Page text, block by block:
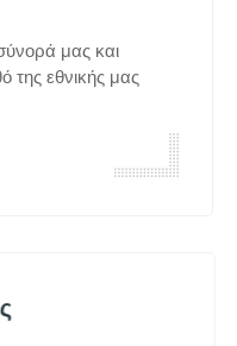
μας και
της εθνικής μας